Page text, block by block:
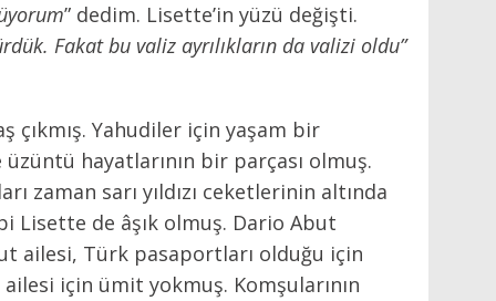
” dedim. Lisette’in yüzü değişti.
Fakat bu valiz ayrılıkların da valizi oldu”
çıkmış. Yahudiler için yaşam bir
hayatlarının bir parçası olmuş.
zaman sarı yıldızı ceketlerinin altında
Lisette de âşık olmuş. Dario Abut
ailesi, Türk pasaportları olduğu için
için ümit yokmuş. Komşularının